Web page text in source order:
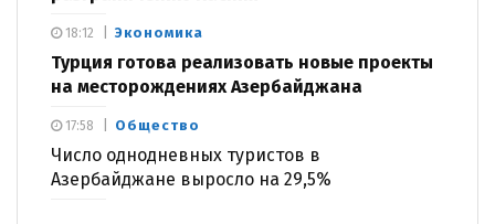
Экономика
Турция готова реализовать новые проекты
на месторождениях Азербайджана
18:12
Общество
Число однодневных туристов в
Азербайджане выросло на 29,5%
17:58